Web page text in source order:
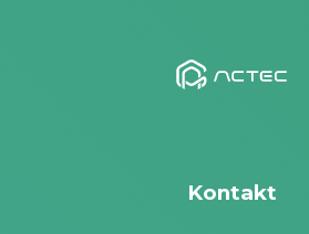
Kontakt